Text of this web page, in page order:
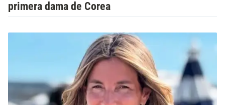
primera dama de Corea